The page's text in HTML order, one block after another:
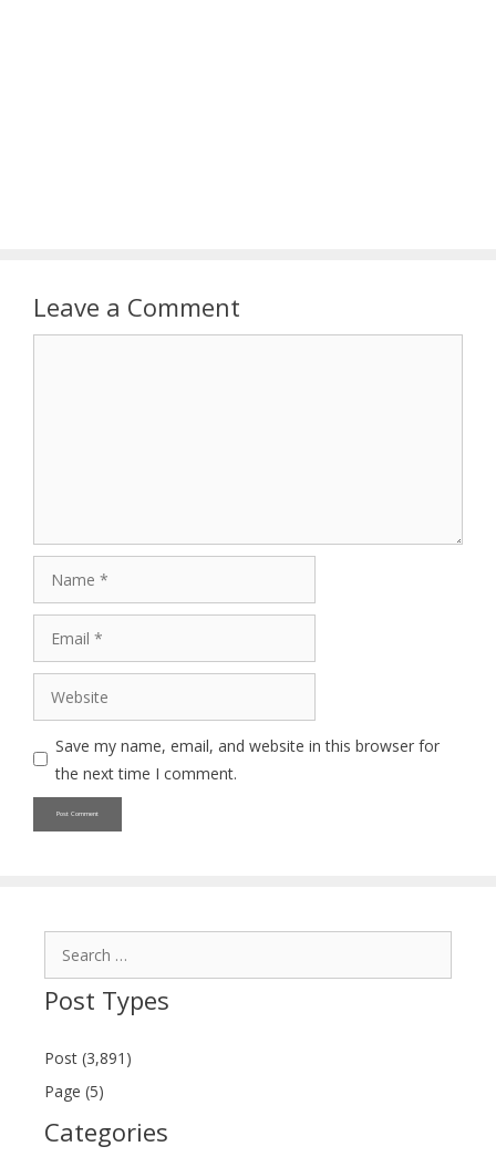
Leave a Comment
Website
Save my name, email, and website in this browser for
the next time I comment.
Post Types
Post (3,891)
Page (5)
Categories